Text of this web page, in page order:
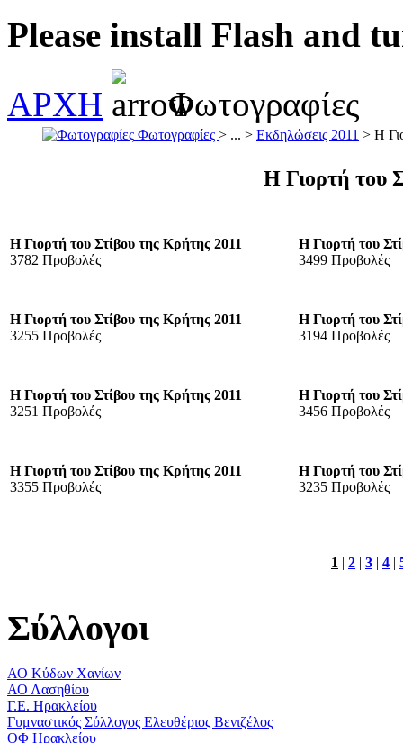
Please install Flash and
ΑΡΧΗ
Φωτογραφίες
Φωτογραφίες > ... > Εκδηλώσεις 2011 > Η
Η Γιορτή του
Η Γιορτή του Στίβου της Κρήτης 2011
3782 Προβολές
Η Γιορτή του
3499 Προβολές
Η Γιορτή του Στίβου της Κρήτης 2011
3255 Προβολές
Η Γιορτή του
3194 Προβολές
Η Γιορτή του Στίβου της Κρήτης 2011
3251 Προβολές
Η Γιορτή του
3456 Προβολές
Η Γιορτή του Στίβου της Κρήτης 2011
3355 Προβολές
Η Γιορτή του
3235 Προβολές
1 | 2 | 3 | 4 |
Σύλλογοι
ΑΟ Κύδων Χανίων
ΑΟ Λασηθίου
Γ.Ε. Ηρακλείου
Γυμναστικός Σύλλογος Ελευθέριος Βενιζέλος
ΟΦ Ηρακλείου